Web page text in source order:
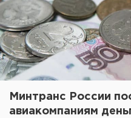
Минтранс России
авиакомпаниям